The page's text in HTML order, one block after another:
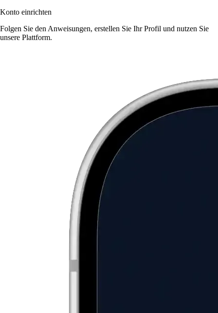
Konto einrichten
Folgen Sie den Anweisungen, erstellen Sie Ihr Profil und nutzen Sie
unsere Plattform.